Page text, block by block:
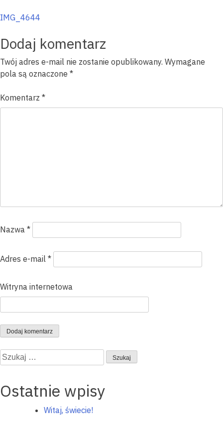
Nawigacja
wpisu
IMG_4644
Dodaj komentarz
Twój adres e-mail nie zostanie opublikowany. Wymagane
pola są oznaczone *
Komentarz *
Nazwa *
Adres e-mail *
Witryna internetowa
Szukaj:
Ostatnie wpisy
Witaj, świecie!